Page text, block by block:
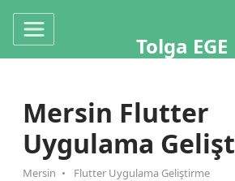
Tolga EGE
Mersin Flutter
Uygulama
Mersin Flutter Uygulama Geliştirme